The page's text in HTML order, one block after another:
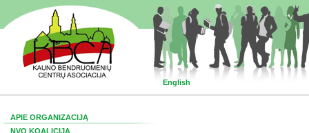
English
APIE ORGANIZACIJĄ
NVO KOALICIJA